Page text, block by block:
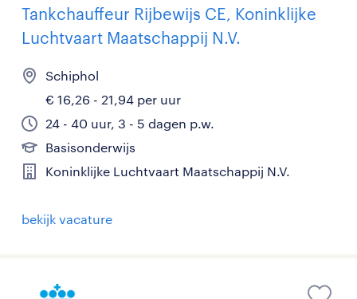
Tankchauffeur Rijbewijs CE, Koninklijke
Luchtvaart Maatschappij N.V.
Schiphol
€ 16,26 - 21,94 per uur
24 - 40 uur, 3 - 5 dagen p.w.
Basisonderwijs
Koninklijke Luchtvaart Maatschappij N.V.
bekijk vacature